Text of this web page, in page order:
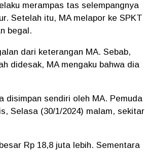
merampas tas selempangnya
Setelah itu, MA melapor ke SPKT
begal.
dari keterangan MA. Sebab,
didesak, MA mengaku bahwa dia
disimpan sendiri oleh MA. Pemuda
Selasa (30/1/2024) malam, sekitar
Rp 18,8 juta lebih. Sementara